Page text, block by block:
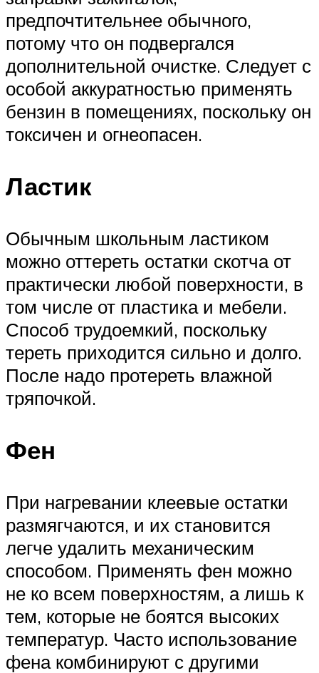
предпочтительнее обычного,
потому что он подвергался
дополнительной очистке. Следует с
особой аккуратностью применять
бензин в помещениях, поскольку он
токсичен и огнеопасен.
Ластик
Обычным школьным ластиком
можно оттереть остатки скотча от
практически любой поверхности, в
том числе от пластика и мебели.
Способ трудоемкий, поскольку
тереть приходится сильно и долго.
После надо протереть влажной
тряпочкой.
Фен
При нагревании клеевые остатки
размягчаются, и их становится
легче удалить механическим
способом. Применять фен можно
не ко всем поверхностям, а лишь к
тем, которые не боятся высоких
температур. Часто использование
фена комбинируют с другими